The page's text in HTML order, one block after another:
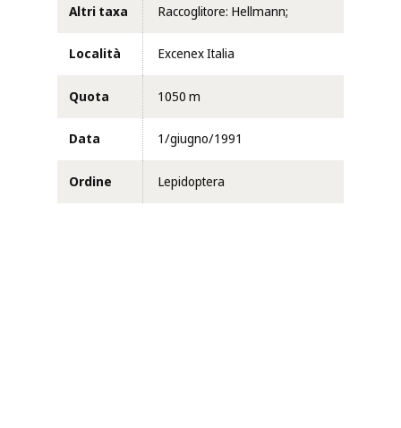
Altri taxa Raccoglitore: Hellmann;
Località Excenex Italia
Quota 1050 m
Data 1/giugno/1991
Ordine Lepidoptera